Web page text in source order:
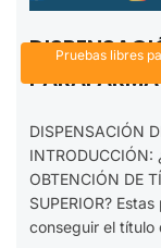
Pruebas libres
DISPENSACIÓN
INTRODUCCIÓN:
OBTENCIÓN DE
SUPERIOR?
conseguir el título